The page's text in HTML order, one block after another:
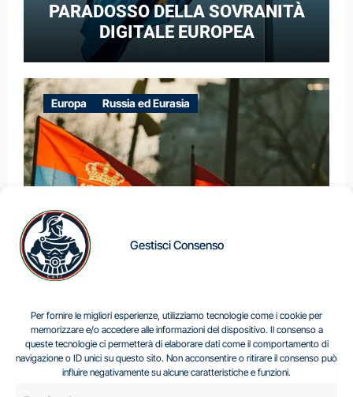
Gestisci Consenso
Per fornire le migliori esperienze, utilizziamo tecnologie come i cookie per
memorizzare e/o accedere alle informazioni del dispositivo. Il consenso a
queste tecnologie ci permetterà di elaborare dati come il comportamento di
navigazione o ID unici su questo sito. Non acconsentire o ritirare il consenso può
influire negativamente su alcune caratteristiche e funzioni.
PARADOSSO DELLA SOVRANITÀ
DIGITALE EUROPEA
Europa Russia ed Eurasia
Centro Analisi e Studi Italus © Tutti i diritti riservati